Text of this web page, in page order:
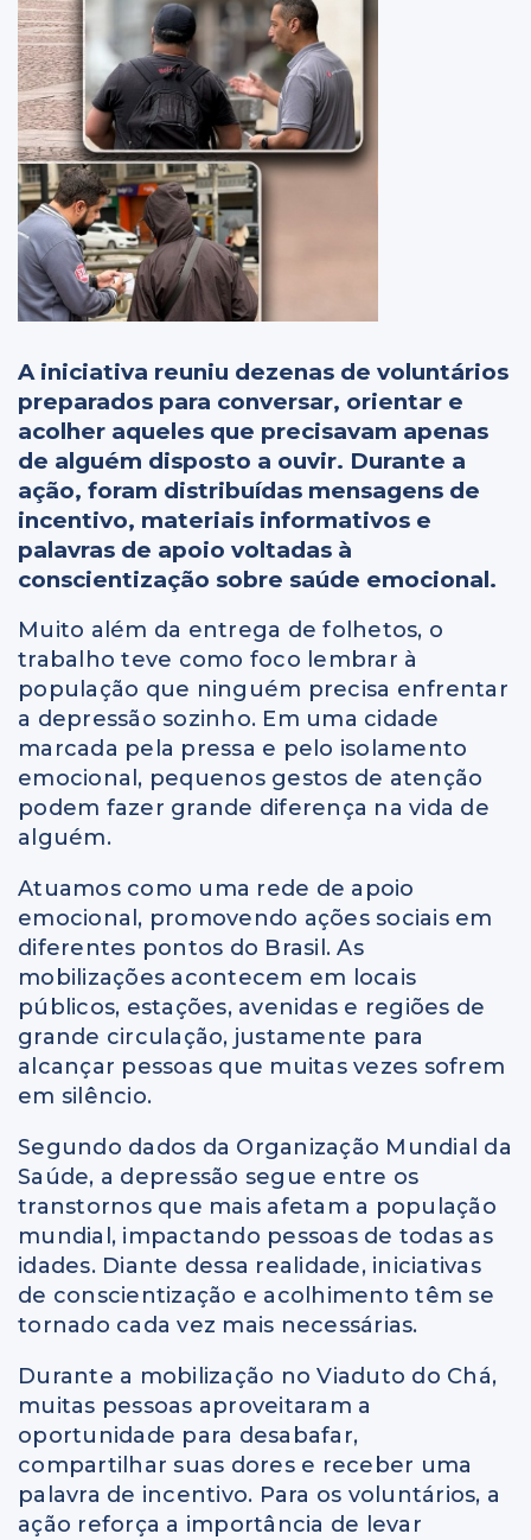
A iniciativa reuniu dezenas de voluntários
preparados para conversar, orientar e
acolher aqueles que precisavam apenas
de alguém disposto a ouvir. Durante a
ação, foram distribuídas mensagens de
incentivo, materiais informativos e
palavras de apoio voltadas à
conscientização sobre saúde emocional.
Muito além da entrega de folhetos, o
trabalho teve como foco lembrar à
população que ninguém precisa enfrentar
a depressão sozinho. Em uma cidade
marcada pela pressa e pelo isolamento
emocional, pequenos gestos de atenção
podem fazer grande diferença na vida de
alguém.
Atuamos como uma rede de apoio
emocional, promovendo ações sociais em
diferentes pontos do Brasil. As
mobilizações acontecem em locais
públicos, estações, avenidas e regiões de
grande circulação, justamente para
alcançar pessoas que muitas vezes sofrem
em silêncio.
Segundo dados da Organização Mundial da
Saúde, a depressão segue entre os
transtornos que mais afetam a população
mundial, impactando pessoas de todas as
idades. Diante dessa realidade, iniciativas
de conscientização e acolhimento têm se
tornado cada vez mais necessárias.
Durante a mobilização no Viaduto do Chá,
muitas pessoas aproveitaram a
oportunidade para desabafar,
compartilhar suas dores e receber uma
palavra de incentivo. Para os voluntários, a
ação reforça a importância de levar